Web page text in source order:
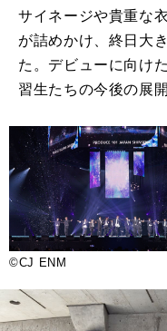
サイネージや貴重な
が詰めかけ、終日大
た。デビューに向け
習生たちの今後の展
©CJ ENM